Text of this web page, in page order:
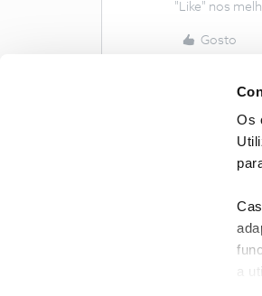
Os
a
"Like" nos
Gosto